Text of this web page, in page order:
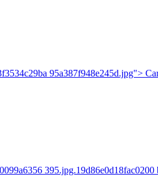
95a387f948e245d.jpg">